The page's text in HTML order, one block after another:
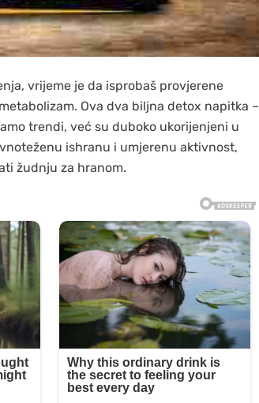
vrijeme je da isprobaš provjerene
Ova dva biljna detox napitka –
trendi, već su duboko ukorijenjeni u
ishranu i umjerenu aktivnost,
žudnju za hranom.